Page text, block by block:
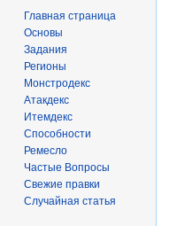
Главная страница
Основы
Задания
Регионы
Монстродекс
Атакдекс
Итемдекс
Способности
Ремесло
Частые Вопросы
Свежие правки
Случайная статья